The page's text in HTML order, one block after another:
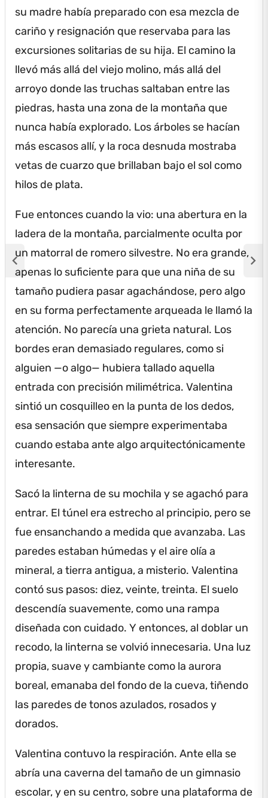
chevron_left
su madre había preparado con esa mezcla de
cariño y resignación que reservaba para las
excursiones solitarias de su hija. El camino la
llevó más allá del viejo molino, más allá del
arroyo donde las truchas saltaban entre las
piedras, hasta una zona de la montaña que
nunca había explorado. Los árboles se hacían
más escasos allí, y la roca desnuda mostraba
vetas de cuarzo que brillaban bajo el sol como
hilos de plata.
Fue entonces cuando la vio: una abertura en la
ladera de la montaña, parcialmente oculta por
un matorral de romero silvestre. No era grande,
apenas lo suficiente para que una niña de su
tamaño pudiera pasar agachándose, pero algo
en su forma perfectamente arqueada le llamó la
atención. No parecía una grieta natural. Los
bordes eran demasiado regulares, como si
alguien —o algo— hubiera tallado aquella
entrada con precisión milimétrica. Valentina
sintió un cosquilleo en la punta de los dedos,
esa sensación que siempre experimentaba
cuando estaba ante algo arquitectónicamente
interesante.
Sacó la linterna de su mochila y se agachó para
entrar. El túnel era estrecho al principio, pero se
fue ensanchando a medida que avanzaba. Las
paredes estaban húmedas y el aire olía a
mineral, a tierra antigua, a misterio. Valentina
contó sus pasos: diez, veinte, treinta. El suelo
descendía suavemente, como una rampa
diseñada con cuidado. Y entonces, al doblar un
recodo, la linterna se volvió innecesaria. Una luz
propia, suave y cambiante como la aurora
boreal, emanaba del fondo de la cueva, tiñendo
las paredes de tonos azulados, rosados y
dorados.
Valentina contuvo la respiración. Ante ella se
abría una caverna del tamaño de un gimnasio
escolar, y en su centro, sobre una plataforma de
chevron_right